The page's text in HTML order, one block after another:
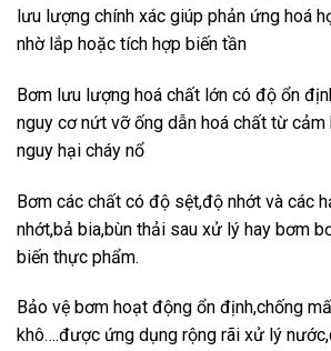
lưu lượng chính xác giúp phản ứng hoá
nhờ lắp hoặc tích hợp biến tần
Bơm lưu lượng hoá chất lớn có độ ổn
nguy cơ nứt vỡ ống dẫn hoá chất từ
nguy hại cháy nổ
Bơm các chất có độ sệt,độ nhớt và các
nhớt,bả bia,bùn thải sau xử lý hay bơm
biến thực phẩm.
Bảo vệ bơm hoạt động ổn định,chống
khô….được ứng dụng rộng rãi xử lý